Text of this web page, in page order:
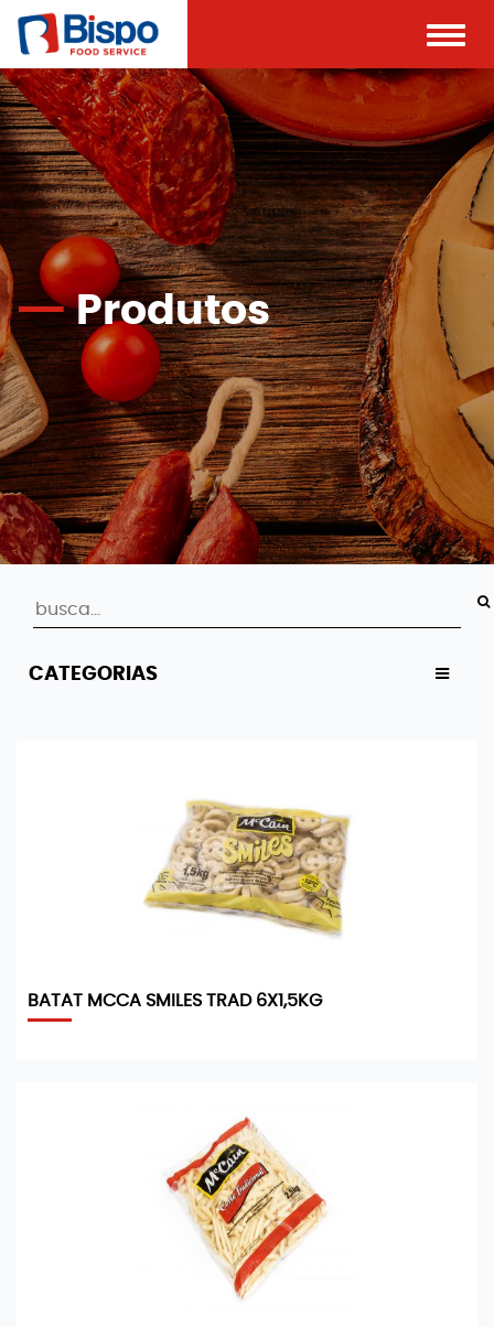
Toggle
Produtos
CATEGORIAS
BATAT MCCA SMILES TRAD 6X1,5KG